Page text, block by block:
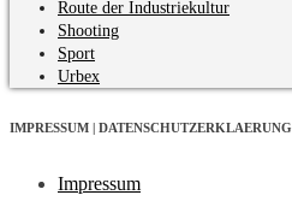
Route der Industriekultur
Shooting
Sport
Urbex
IMPRESSUM | DATENSCHUTZERKLAERUNG
Impressum